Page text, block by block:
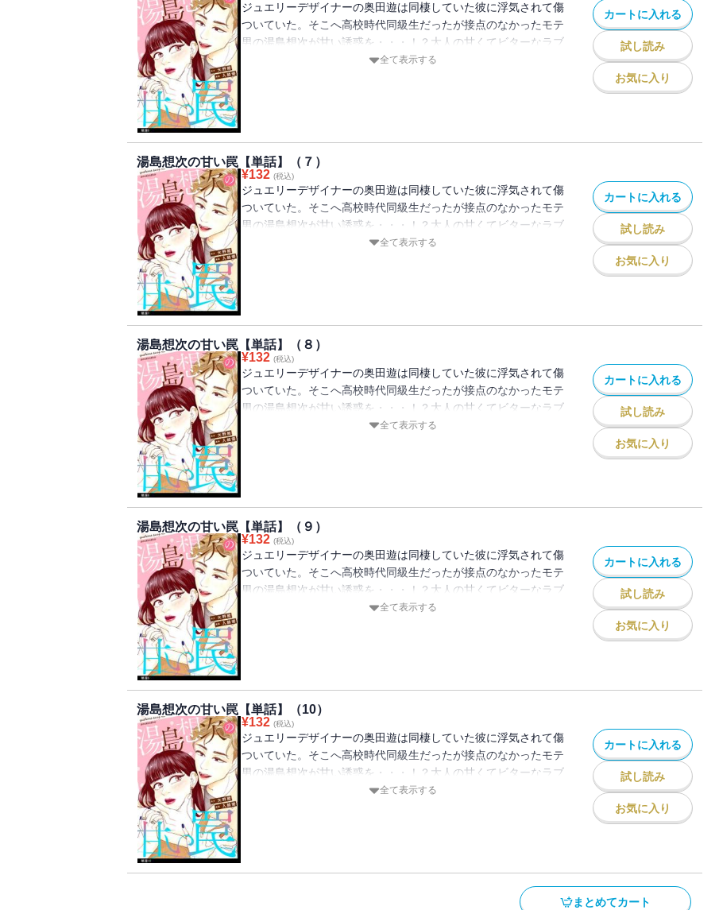
ジュエリーデザイナーの奥田遊は同棲していた彼に浮気されて傷
ついていた。そこへ高校時代同級生だったが接点のなかったモテ
男の湯島想次が甘い誘惑を・・・！？大人の甘くてビターなラブ
全て表示する
カートに入れる
試し読み
お気に入り
湯島想次の甘い罠【単話】（７）
¥132 (税込)
ジュエリーデザイナーの奥田遊は同棲していた彼に浮気されて傷
ついていた。そこへ高校時代同級生だったが接点のなかったモテ
男の湯島想次が甘い誘惑を・・・！？大人の甘くてビターなラブ
全て表示する
カートに入れる
試し読み
お気に入り
湯島想次の甘い罠【単話】（８）
¥132 (税込)
ジュエリーデザイナーの奥田遊は同棲していた彼に浮気されて傷
ついていた。そこへ高校時代同級生だったが接点のなかったモテ
男の湯島想次が甘い誘惑を・・・！？大人の甘くてビターなラブ
全て表示する
カートに入れる
試し読み
お気に入り
湯島想次の甘い罠【単話】（９）
¥132 (税込)
ジュエリーデザイナーの奥田遊は同棲していた彼に浮気されて傷
ついていた。そこへ高校時代同級生だったが接点のなかったモテ
男の湯島想次が甘い誘惑を・・・！？大人の甘くてビターなラブ
全て表示する
カートに入れる
試し読み
お気に入り
湯島想次の甘い罠【単話】（10）
¥132 (税込)
ジュエリーデザイナーの奥田遊は同棲していた彼に浮気されて傷
ついていた。そこへ高校時代同級生だったが接点のなかったモテ
男の湯島想次が甘い誘惑を・・・！？大人の甘くてビターなラブ
全て表示する
カートに入れる
試し読み
お気に入り
まとめてカート